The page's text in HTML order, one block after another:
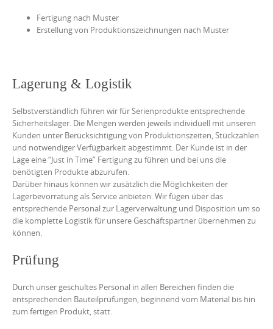
Fertigung nach Muster
Erstellung von Produktionszeichnungen nach Muster
Lagerung & Logistik
Selbstverständlich führen wir für Serienprodukte entsprechende
Sicherheitslager. Die Mengen werden jeweils individuell mit unseren
Kunden unter Berücksichtigung von Produktionszeiten, Stückzahlen
und notwendiger Verfügbarkeit abgestimmt. Der Kunde ist in der
Lage eine “Just in Time” Fertigung zu führen und bei uns die
benötigten Produkte abzurufen.
Darüber hinaus können wir zusätzlich die Möglichkeiten der
Lagerbevorratung als Service anbieten. Wir fügen über das
entsprechende Personal zur Lagerverwaltung und Disposition um so
die komplette Logistik für unsere Geschäftspartner übernehmen zu
können.
Prüfung
Durch unser geschultes Personal in allen Bereichen finden die
entsprechenden Bauteilprüfungen, beginnend vom Material bis hin
zum fertigen Produkt, statt.